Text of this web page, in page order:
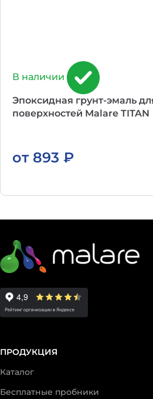
В наличии
Эпоксидная грунт-эмаль
поверхностей Malare TITAN
от 893 ₽
ПРОДУКЦИЯ
Каталог
Бесплатные пробники